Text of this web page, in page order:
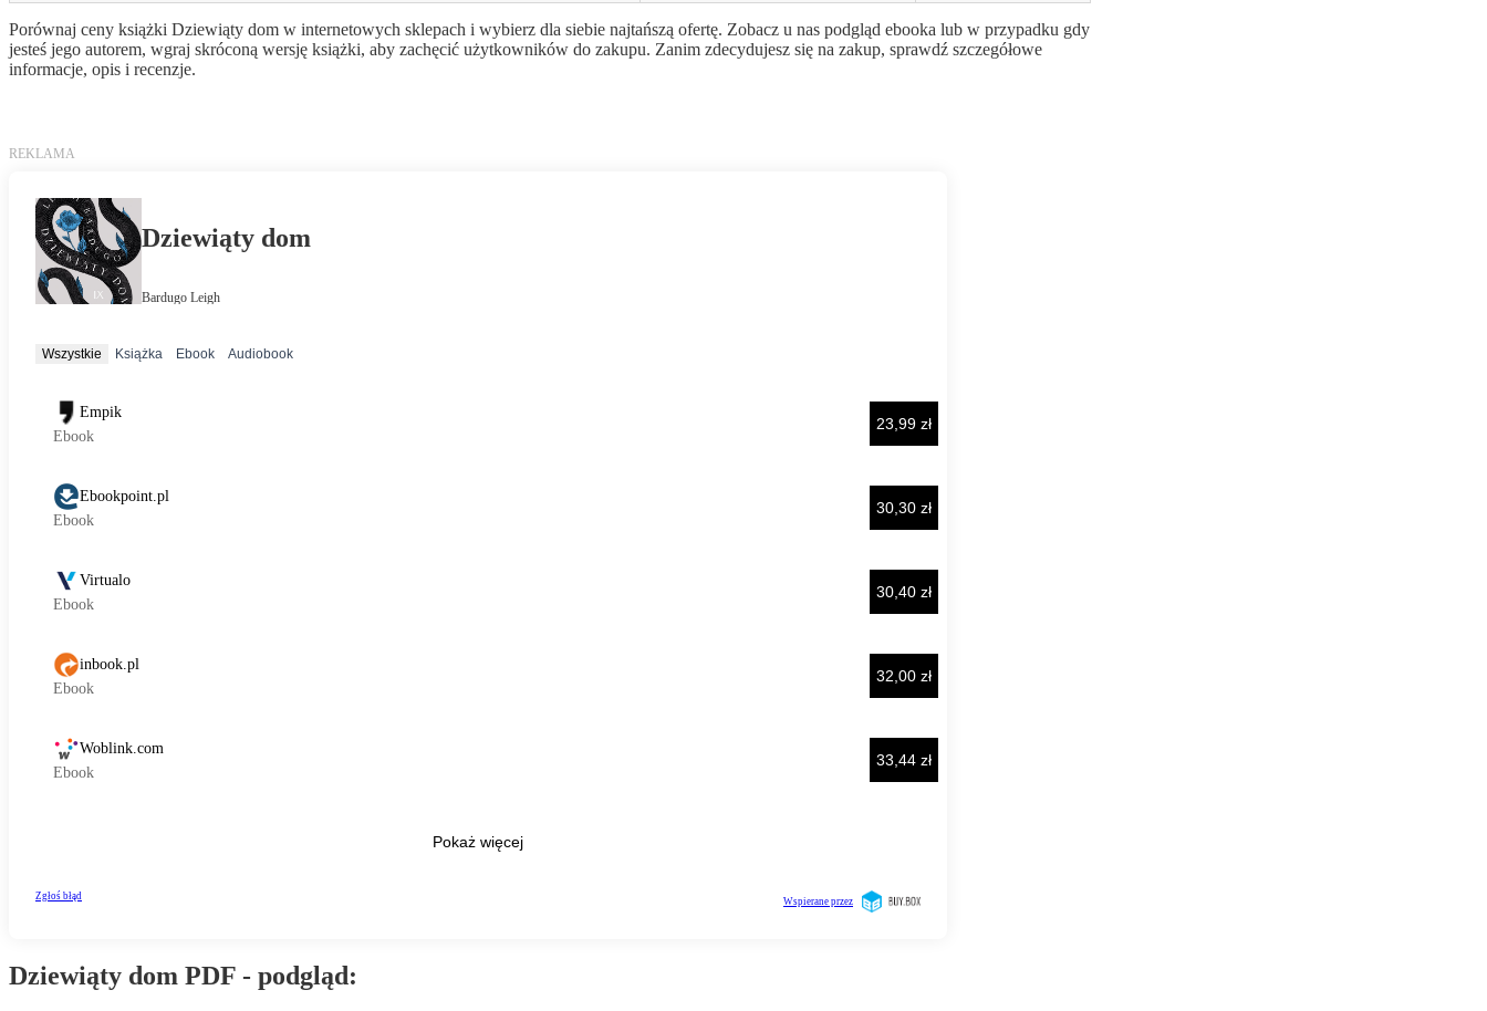
Porównaj ceny książki Dziewiąty dom w internetowych sklepach i wybierz dla siebie najtańszą ofertę. Zobacz u nas podgląd ebooka lub w przypadku gdy
jesteś jego autorem, wgraj skróconą wersję książki, aby zachęcić użytkowników do zakupu. Zanim zdecydujesz się na zakup, sprawdź szczegółowe
informacje, opis i recenzje.
Dziewiąty dom PDF - podgląd: